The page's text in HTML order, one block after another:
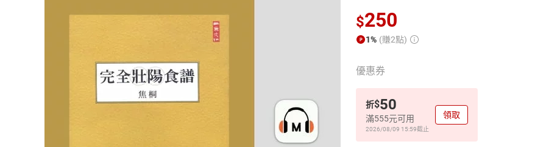
$250
1% (賺2點)
優惠券
折$50
滿555元可用
2026/08/09 15:59截止
領取